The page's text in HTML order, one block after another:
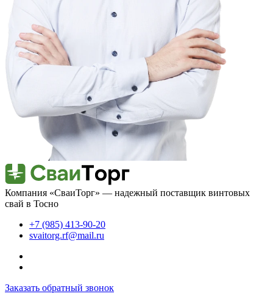
Компания «СваиТорг» — надежный поставщик винтовых
свай в Тосно
+7 (985) 413-90-20
svaitorg.rf@mail.ru
Заказать обратный звонок